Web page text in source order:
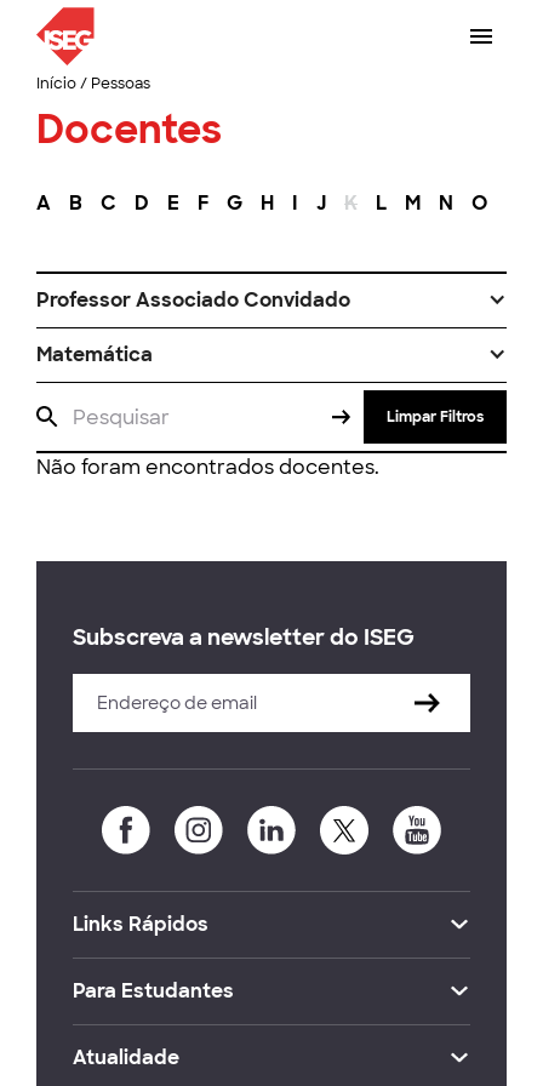
Início/ Pessoas
Docentes
A B C D E F G H I J K L M N O
Professor Associado Convidado
Matemática
Limpar Filtros
Não foram encontrados docentes.
Subscreva a newsletter do ISEG
Links Rápidos
Para Estudantes
Atualidade